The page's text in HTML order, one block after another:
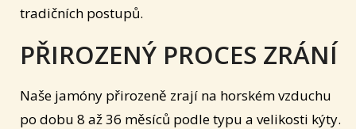
tradičních postupů.
PŘIROZENÝ PROCES ZRÁNÍ
Naše jamóny přirozeně zrají na horském vzduchu
po dobu 8 až 36 měsíců podle typu a velikosti kýty.